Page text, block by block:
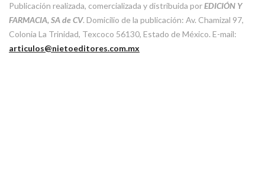
Publicación realizada, comercializada y distribuida porEDICIÓN Y
FARMACIA, SA de CV. Domicilio de la publicación: Av. Chamizal 97,
Colonia La Trinidad, Texcoco 56130, Estado de México. E-mail:
articulos@nietoeditores.com.mx